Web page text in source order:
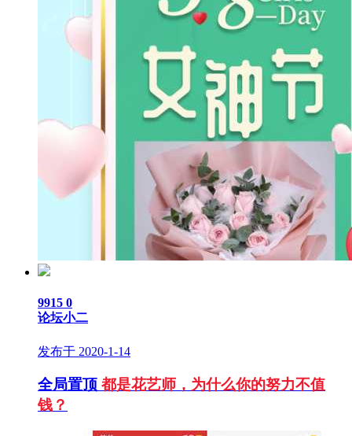
9915 0
论坛小二
发布于 2020-1-14
全局置顶 都是花艺师，为什么你的努力不值
钱？